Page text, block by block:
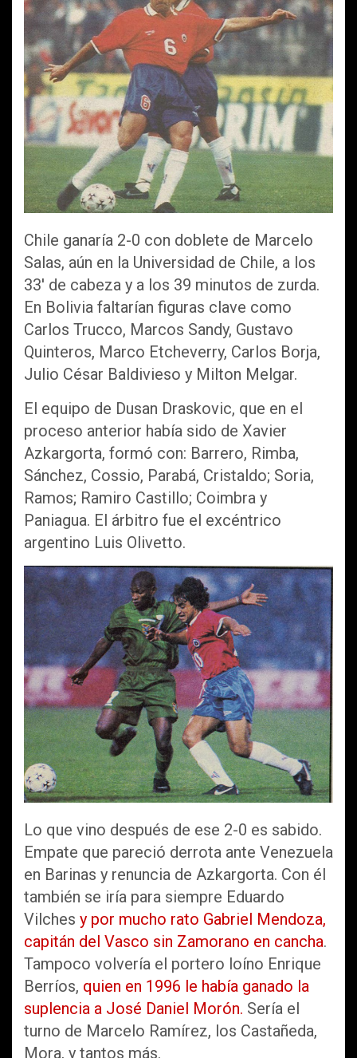
Chile ganaría 2-0 con doblete de Marcelo
Salas, aún en la Universidad de Chile, a los
33′ de cabeza y a los 39 minutos de zurda.
En Bolivia faltarían figuras clave como
Carlos Trucco, Marcos Sandy, Gustavo
Quinteros, Marco Etcheverry, Carlos Borja,
Julio César Baldivieso y Milton Melgar.
El equipo de Dusan Draskovic, que en el
proceso anterior había sido de Xavier
Azkargorta, formó con: Barrero, Rimba,
Sánchez, Cossio, Parabá, Cristaldo; Soria,
Ramos; Ramiro Castillo; Coimbra y
Paniagua. El árbitro fue el excéntrico
argentino Luis Olivetto.
Lo que vino después de ese 2-0 es sabido.
Empate que pareció derrota ante Venezuela
en Barinas y renuncia de Azkargorta. Con él
también se iría para siempre Eduardo
Vilches y por mucho rato Gabriel Mendoza,
capitán del Vasco sin Zamorano en cancha.
Tampoco volvería el portero loíno Enrique
Berríos, quien en 1996 le había ganado la
suplencia a José Daniel Morón. Sería el
turno de Marcelo Ramírez, los Castañeda,
Mora, y tantos más.